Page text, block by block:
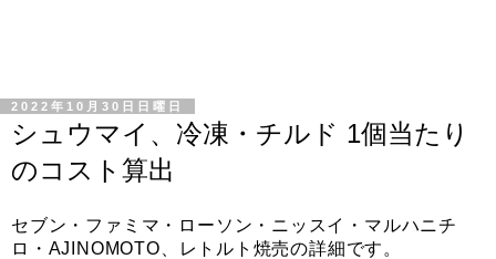
2022年10月30日日曜日
シュウマイ、冷凍・チルド 1個当たり
のコスト算出
セブン・ファミマ・ローソン・ニッスイ・マルハニチ
ロ・AJINOMOTO、レトルト焼売の詳細です。